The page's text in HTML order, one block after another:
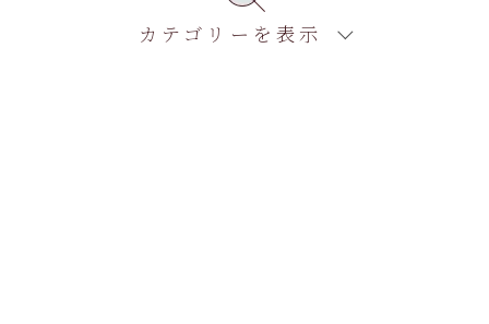
カテゴリーを表示